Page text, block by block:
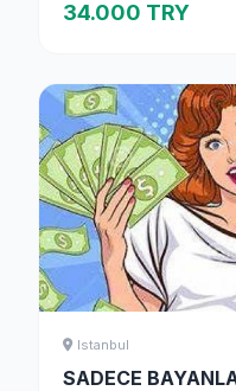
34.000 TRY
Istanbul
SADECE